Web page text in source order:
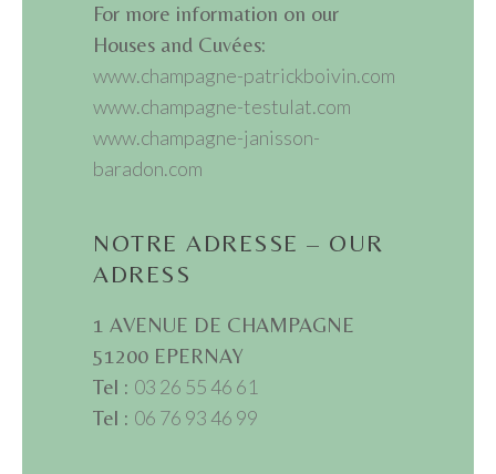
For more information on our
Houses and Cuvées:
www.champagne-patrickboivin.com
www.champagne-testulat.com
www.champagne-janisson-
baradon.com
NOTRE ADRESSE – OUR
ADRESS
1 AVENUE DE CHAMPAGNE
51200 EPERNAY
Tel : 03 26 55 46 61
Tel : 06 76 93 46 99